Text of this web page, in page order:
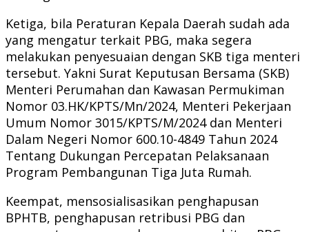
Ketiga, bila Peraturan Kepala Daerah sudah ada
yang mengatur terkait PBG, maka segera
melakukan penyesuaian dengan SKB tiga menteri
tersebut. Yakni Surat Keputusan Bersama (SKB)
Menteri Perumahan dan Kawasan Permukiman
Nomor 03.HK/KPTS/Mn/2024, Menteri Pekerjaan
Umum Nomor 3015/KPTS/M/2024 dan Menteri
Dalam Negeri Nomor 600.10-4849 Tahun 2024
Tentang Dukungan Percepatan Pelaksanaan
Program Pembangunan Tiga Juta Rumah.
Keempat, mensosialisasikan penghapusan
BPHTB, penghapusan retribusi PBG dan